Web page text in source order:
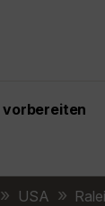
vorbereiten
USA